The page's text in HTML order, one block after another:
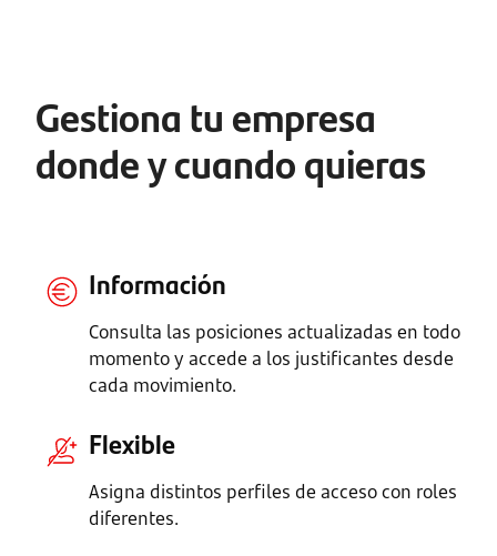
Gestiona tu empresa
donde y cuando quieras
Información
Consulta las posiciones actualizadas en todo
momento y accede a los justificantes desde
cada movimiento.
Flexible
Asigna distintos perfiles de acceso con roles
diferentes.